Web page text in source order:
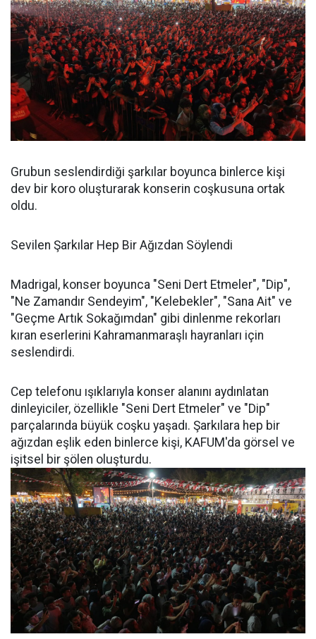
Grubun seslendirdiği şarkılar boyunca binlerce kişi
dev bir koro oluşturarak konserin coşkusuna ortak
oldu.
Sevilen Şarkılar Hep Bir Ağızdan Söylendi
Madrigal, konser boyunca "Seni Dert Etmeler", "Dip",
"Ne Zamandır Sendeyim", "Kelebekler", "Sana Ait" ve
"Geçme Artık Sokağımdan" gibi dinlenme rekorları
kıran eserlerini Kahramanmaraşlı hayranları için
seslendirdi.
Cep telefonu ışıklarıyla konser alanını aydınlatan
dinleyiciler, özellikle "Seni Dert Etmeler" ve "Dip"
parçalarında büyük coşku yaşadı. Şarkılara hep bir
ağızdan eşlik eden binlerce kişi, KAFUM'da görsel ve
işitsel bir şölen oluşturdu.